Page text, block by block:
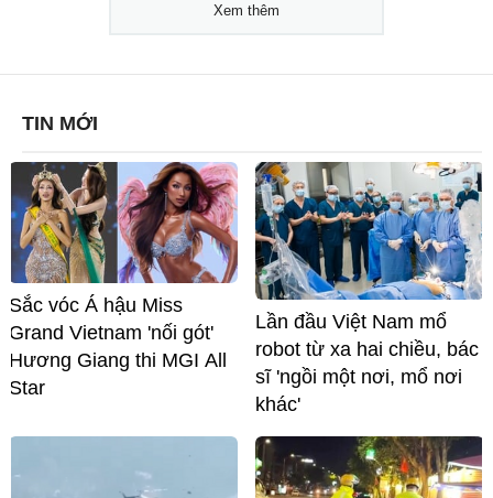
Xem thêm
TIN MỚI
Sắc vóc Á hậu Miss
Grand Vietnam 'nối gót'
Hương Giang thi MGI All
Star
Lần đầu Việt Nam mổ
robot từ xa hai chiều, bác
sĩ 'ngồi một nơi, mổ nơi
khác'